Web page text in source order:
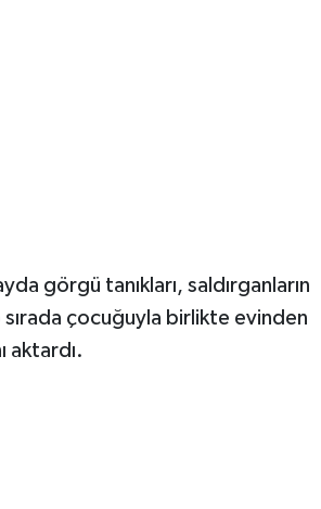
görgü tanıkları, saldırganların
sırada çocuğuyla birlikte evinden
aktardı.